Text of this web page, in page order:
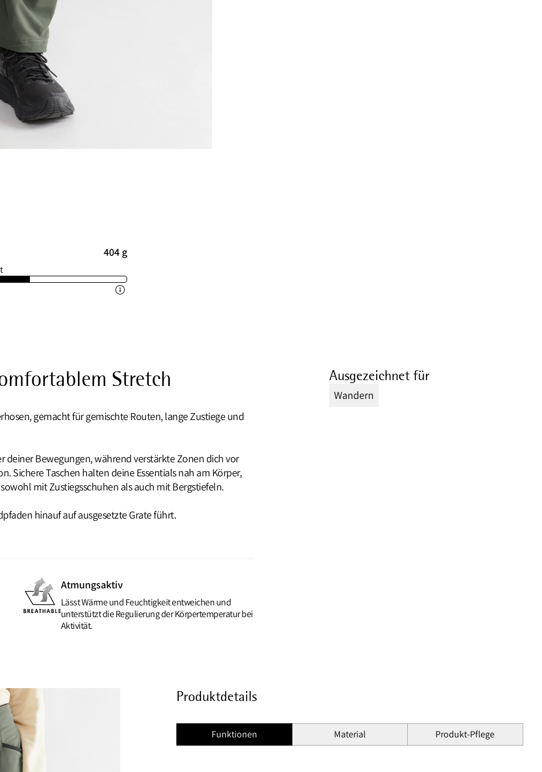
404 g
Stretch
gemacht für gemischte Routen, lange Zustiege und
Bewegungen, während verstärkte Zonen dich vor
Sichere Taschen halten deine Essentials nah am Körper,
mit Zustiegsschuhen als auch mit Bergstiefeln.
hinauf auf ausgesetzte Grate führt.
Atmungsaktiv
Lässt Wärme und Feuchtigkeit entweichen und
unterstützt die Regulierung der Körpertemperatur bei
Aktivität.
Ausgezeichnet für
Wandern
Produktdetails
Funktionen Material Produkt-Pflege